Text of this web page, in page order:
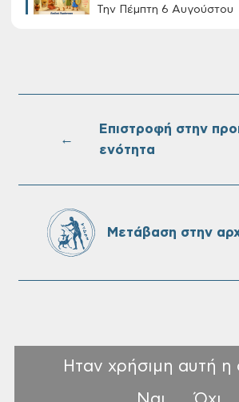
Την Πέμπτη 6 Αυγούστου
Πλαστήρα της Δ.Κ.
Πίνακες Κατάταξης &
πίνακες της προκήρυξης
←
Επιστροφή στην
ενότητα
Μετάβαση στην
Ηταν χρήσιμη αυτή η